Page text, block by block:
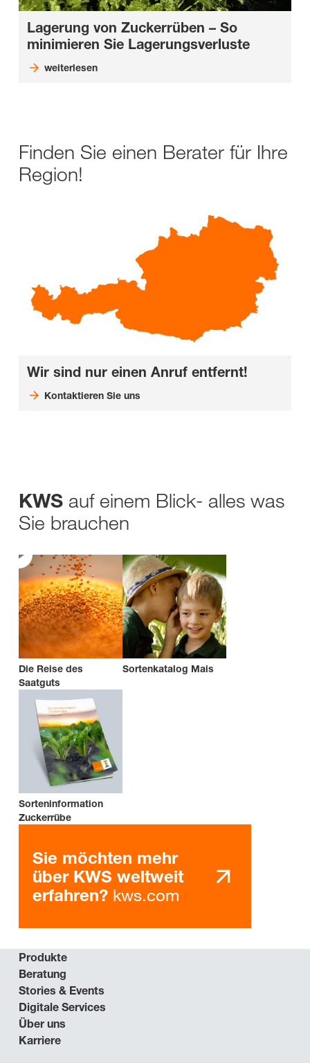
Lagerung von Zuckerrüben – So
minimieren Sie Lagerungsverluste
weiterlesen
Finden Sie einen Berater für Ihre
Region!
Wir sind nur einen Anruf entfernt!
Kontaktieren Sie uns
KWS auf einem Blick- alles was
Sie brauchen
Die Reise des
Saatguts
Sortenkatalog Mais
Sorteninformation
Zuckerrübe
Sie möchten mehr
über KWS weltweit
erfahren? kws.com
Produkte
Beratung
Stories & Events
Digitale Services
Über uns
Karriere